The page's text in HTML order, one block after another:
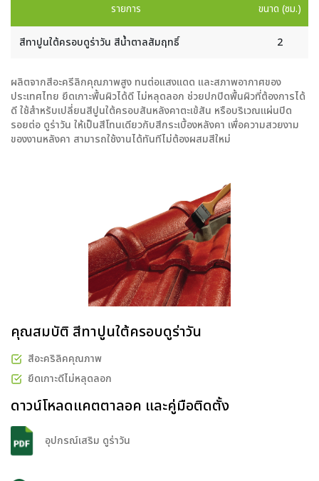
รายการ ขนาด (ซม.)
สีทาปูนใต้ครอบดูร่าวัน สีน้ำตาลสัมฤทธิ์ 2
ผลิตจากสีอะครีลิกคุณภาพสูง ทนต่อแสงแดด และสภาพอากาศของ
ประเทศไทย ยึดเกาะพื้นผิวได้ดี ไม่หลุดลอก ช่วยปกปิดพื้นผิวที่ต้องการได้
ดี ใช้สำหรับเปลี่ยนสีปูนใต้ครอบสันหลังคาตะเข้สัน หรือบริเวณแผ่นปิด
รอยต่อ ดูร่าวัน ให้เป็นสีโทนเดียวกับสีกระเบื้องหลังคา เพื่อความสวยงาม
ของงานหลังคา สามารถใช้งานได้ทันทีไม่ต้องผสมสีใหม่
คุณสมบัติ สีทาปูนใต้ครอบดูร่าวัน
สีอะคริลิคคุณภาพ
ยึดเกาะดีไม่หลุดลอก
ดาวน์โหลดแคตตาลอค และคู่มือติดตั้ง
อุปกรณ์เสริม ดูร่าวัน